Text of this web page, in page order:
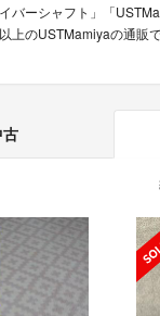
バーシャフト」「
のUSTMamiyaの通販